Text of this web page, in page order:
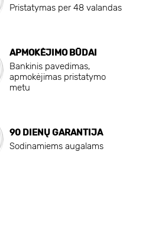
Pristatymas per 48 valandas
APMOKĖJIMO BŪDAI
Bankinis pavedimas,
apmokėjimas pristatymo
metu
90 DIENŲ GARANTIJA
Sodinamiems augalams